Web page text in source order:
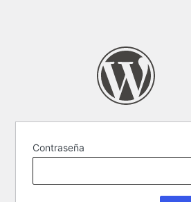
Contraseña